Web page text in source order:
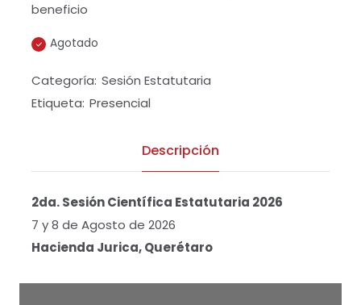
beneficio
Agotado
Categoría: Sesión Estatutaria
Etiqueta: Presencial
Descripción
2da. Sesión Científica Estatutaria 2026
7 y 8 de Agosto de 2026
Hacienda Jurica, Querétaro